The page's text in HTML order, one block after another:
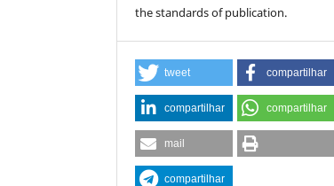
the standards of publication.
tweet compartilhar
compartilhar compartilhar
mail
compartilhar